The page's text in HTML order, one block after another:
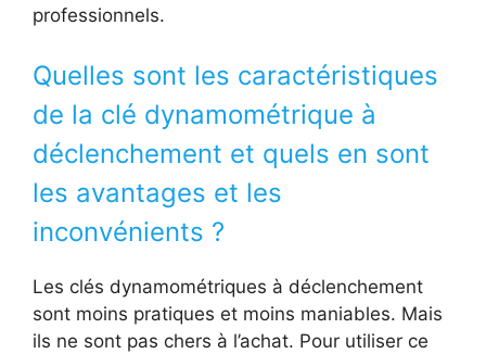
professionnels.
Quelles sont les caractéristiques
de la clé dynamométrique à
déclenchement et quels en sont
les avantages et les
inconvénients ?
Les clés dynamométriques à déclenchement
sont moins pratiques et moins maniables. Mais
ils ne sont pas chers à l’achat. Pour utiliser ce